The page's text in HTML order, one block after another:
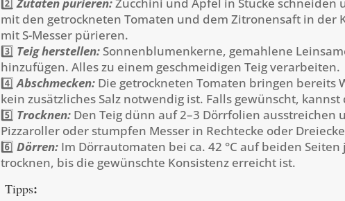
mit den getrockneten Tomaten und dem Zitronensaft in der
mit S-Messer pürieren.
3️⃣ Teig herstellen: Sonnenblumenkerne, gemahlene
hinzufügen. Alles zu einem geschmeidigen Teig verarbeiten.
4️⃣Abschmecken: Die getrockneten Tomaten bringen bereits
kein zusätzliches Salz notwendig ist. Falls gewünscht,
5️⃣ Trocknen: Den Teig dünn auf 2–3 Dörrfolien ausstreichen
Pizzaroller oder stumpfen Messer in Rechtecke oder
6️⃣ Dörren: Im Dörrautomaten bei ca. 42 °C auf beiden Seiten
trocknen, bis die gewünschte Konsistenz erreicht ist.
Tipps: